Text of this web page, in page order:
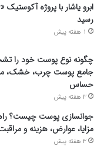
رسید
1 هفته پیش
چگونه نوع پوست خود را
جامع پوست چرب، خشک،
حساس
3 هفته پیش
جوانسازی پوست چیست؟
مزایا، عوارض، هزینه و
3 هفته پیش